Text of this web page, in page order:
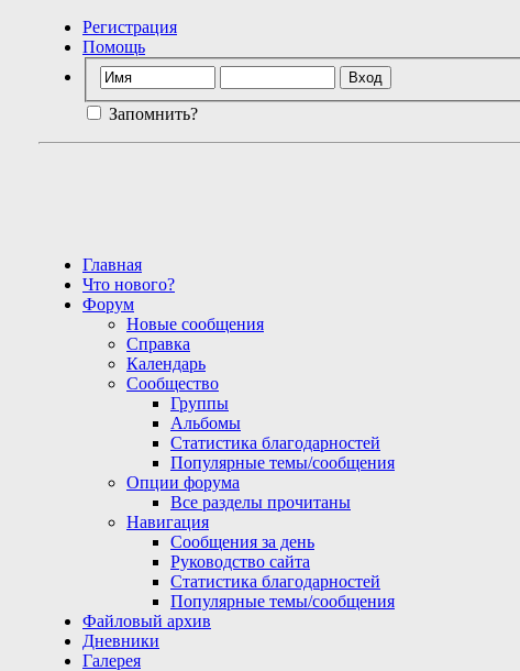
Регистрация
Помощь
Запомнить?
Главная
Что нового?
Форум
Новые сообщения
Справка
Календарь
Сообщество
Группы
Альбомы
Статистика благодарностей
Популярные темы/сообщения
Опции форума
Все разделы прочитаны
Навигация
Сообщения за день
Руководство сайта
Статистика благодарностей
Популярные темы/сообщения
Файловый архив
Дневники
Галерея